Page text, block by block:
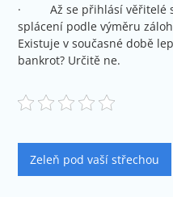
· Až se přihlásí věřitelé
splácení podle výměru
Existuje v současné době
bankrot? Určitě ne.
Navigace
pro
Zeleň pod vaší střechou